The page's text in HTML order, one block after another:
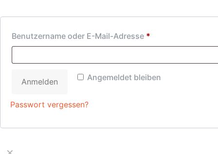
Benutzername oder E-Mail-Adresse *
Angemeldet bleiben
Anmelden
Passwort vergessen?